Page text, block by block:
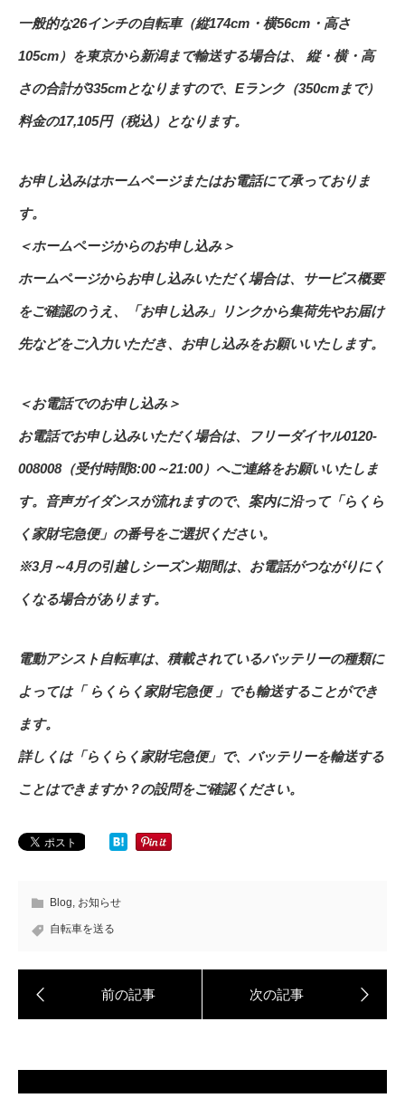
一般的な26インチの自転車（縦174cm・横56cm・高さ
105cm）を東京から新潟まで輸送する場合は、 縦・横・高
さの合計が335cmとなりますので、Eランク（350cmまで）
料金の17,105円（税込）となります。
お申し込みはホームページまたはお電話にて承っておりま
す。
＜ホームページからのお申し込み＞
ホームページからお申し込みいただく場合は、サービス概要
をご確認のうえ、「お申し込み」リンクから集荷先やお届け
先などをご入力いただき、お申し込みをお願いいたします。
＜お電話でのお申し込み＞
お電話でお申し込みいただく場合は、フリーダイヤル0120-
008008（受付時間8:00～21:00）へご連絡をお願いいたしま
す。音声ガイダンスが流れますので、案内に沿って「らくら
く家財宅急便」の番号をご選択ください。
※3月～4月の引越しシーズン期間は、お電話がつながりにく
くなる場合があります。
電動アシスト自転車は、積載されているバッテリーの種類に
よっては「 らくらく家財宅急便 」でも輸送することができ
ます。
詳しくは「らくらく家財宅急便」で、バッテリーを輸送する
ことはできますか？の設問をご確認ください。
Blog, お知らせ
自転車を送る